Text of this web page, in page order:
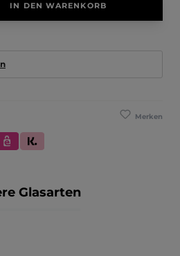
IN DEN WARENKORB
Merken
Debitkarte
Klarna (Rechnung / Ratenkauf / Sofort)
Glasarten